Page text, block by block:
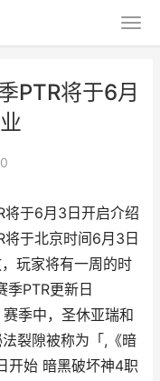
PTR将于6月
将于6月3日开启介绍
于北京时间6月3日
玩家将有一周的时
PTR更新日
中，圣休亚瑞和
裂隙被称为「,《暗
开始 暗黑破坏神4职